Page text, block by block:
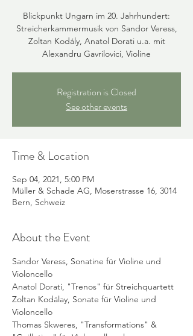
Blickpunkt Ungarn im 20. Jahrhundert:
Streicherkammermusik von Sandor Veress,
Zoltan Kodály, Anatol Dorati u.a. mit
Alexandru Gavrilovici, Violine
Registration is Closed
See other events
Time & Location
Sep 04, 2021, 5:00 PM
Müller & Schade AG, Moserstrasse 16, 3014
Bern, Schweiz
About the Event
Sandor Veress, Sonatine für Violine und
Violoncello
Anatol Dorati, "Trenos" für Streichquartett
Zoltan Kodálay, Sonate für Violine und
Violoncello
Thomas Skweres, "Transformations" &